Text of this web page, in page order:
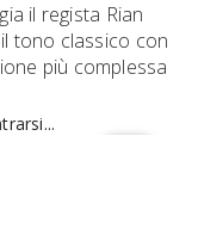
il regista Rian
tono classico con
più complessa